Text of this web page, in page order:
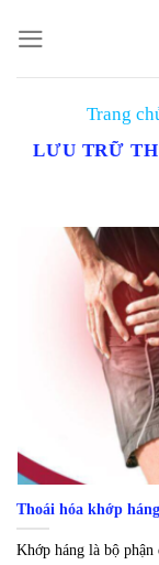
đến
nội
Trang
LƯU TRỮ
Thoái hóa khớp
Khớp háng là bộ